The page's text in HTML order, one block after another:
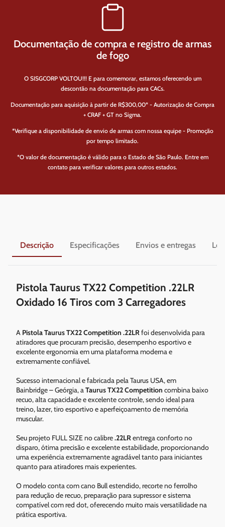
Documentação de compra e registro de armas
de fogo
O SISGCORP VOLTOU!!! E para comemorar, estamos oferecendo um
descontão na documentação para CACs.
Documentação para aquisição à partir de R$300,00* - Autorização de Compra
+ CRAF + GT no Sigma.
*Verifique a disponibilidade de envio de armas com nossa equipe - Promoção
por tempo limitado.
*O valor de documentação é válido para o Estado de São Paulo. Entre em
contato para verificar valores para outros estados.
Descrição Especificações Envios e entregas
Pistola Taurus TX22 Competition .22LR
Oxidado 16 Tiros com 3 Carregadores
A Pistola Taurus TX22 Competition .22LRfoi desenvolvida para
atiradores que procuram precisão, desempenho esportivo e
excelente ergonomia em uma plataforma moderna e
extremamente confiável.
Sucesso internacional e fabricada pela Taurus USA, em
Bainbridge – Geórgia, aTaurus TX22 Competition combina baixo
recuo, alta capacidade e excelente controle, sendo ideal para
treino, lazer, tiro esportivo e aperfeiçoamento de memória
muscular.
Seu projeto FULL SIZE no calibre.22LRentrega conforto no
disparo, ótima precisão e excelente estabilidade, proporcionando
uma experiência extremamente agradável tanto para iniciantes
quanto para atiradores mais experientes.
O modelo conta com cano Bull estendido, recorte no ferrolho
para redução de recuo, preparação para supressor e sistema
compatível com red dot, oferecendo muito mais versatilidade na
prática esportiva.